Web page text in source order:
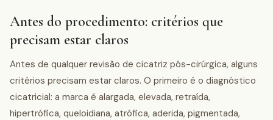
Antes do procedimento: critérios que
precisam estar claros
Antes de qualquer revisão de cicatriz pós-cirúrgica, alguns
critérios precisam estar claros. O primeiro é o diagnóstico
cicatricial: a marca é alargada, elevada, retraída,
hipertrófica, queloidiana, atrófica, aderida, pigmentada,